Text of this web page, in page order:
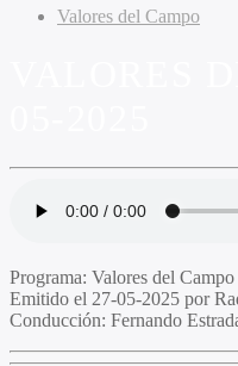
Valores del Campo
Programa: Valores del Campo
Emitido el 27-05-2025 por
Conducción: Fernando